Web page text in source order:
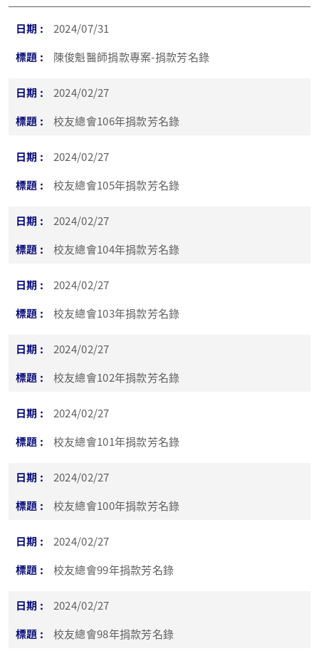
2024/07/31
陳俊魁醫師捐款專案-捐款芳名錄
2024/02/27
校友總會106年捐款芳名錄
2024/02/27
校友總會105年捐款芳名錄
2024/02/27
校友總會104年捐款芳名錄
2024/02/27
校友總會103年捐款芳名錄
2024/02/27
校友總會102年捐款芳名錄
2024/02/27
校友總會101年捐款芳名錄
2024/02/27
校友總會100年捐款芳名錄
2024/02/27
校友總會99年捐款芳名錄
2024/02/27
校友總會98年捐款芳名錄